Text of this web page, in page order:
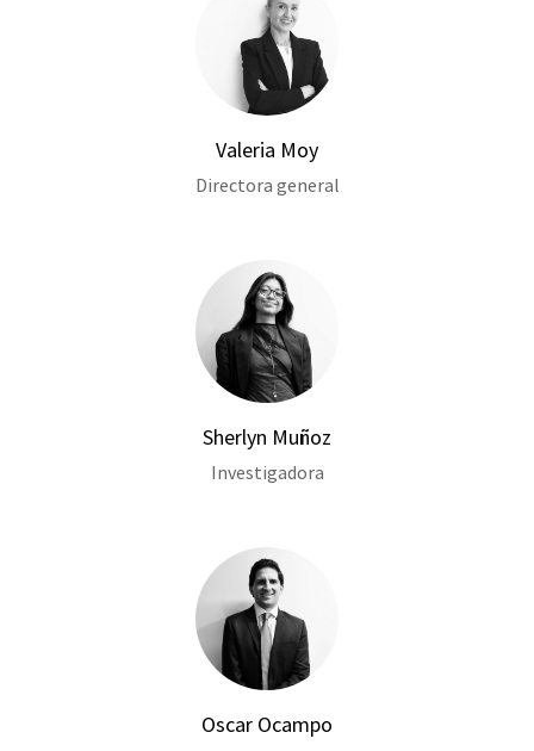
Valeria Moy
Directora general
Sherlyn Muñoz
Investigadora
Oscar Ocampo